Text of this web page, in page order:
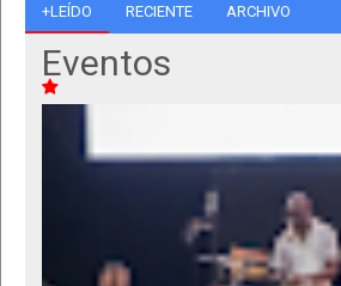
+LEÍDO RECIENTE ARCHIVO
Eventos